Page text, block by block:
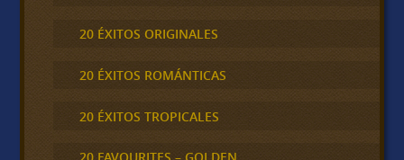
20 ÉXITOS ORIGINALES
20 ÉXITOS ROMÁNTICAS
20 ÉXITOS TROPICALES